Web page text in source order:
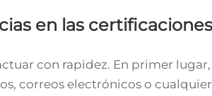
en las
con rapidez. En primer
correos electrónicos o